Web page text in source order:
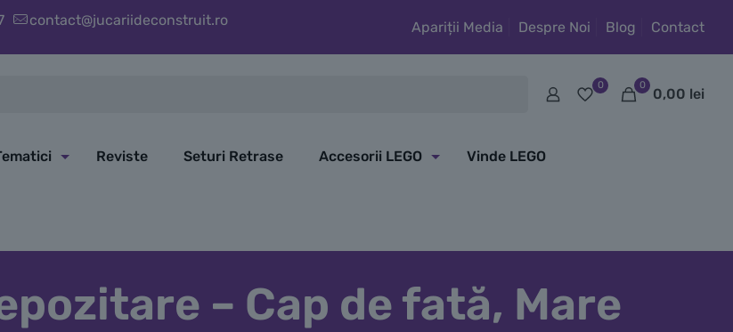
contact@jucariideconstruit.ro Apariții Media Despre Noi Blog Contact
0 0
0,00 lei
Reviste Seturi Retrase Accesorii LEGO Vinde LEGO
– Cap de fată, Mare